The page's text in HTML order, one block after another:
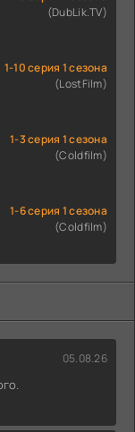
(DubLik.TV)
1-10 серия 1 сезона
(LostFilm)
1-3 серия 1 сезона
(Coldfilm)
1-6 серия 1 сезона
(Coldfilm)
05.08.26